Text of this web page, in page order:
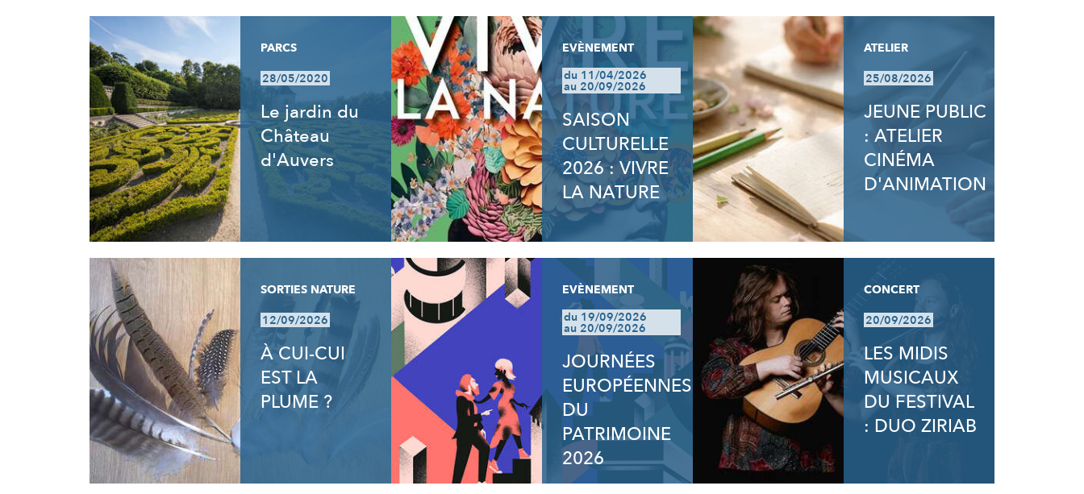
PARCS
28/05/2020
Le jardin du
Château
d'Auvers
EVÈNEMENT
du 11/04/2026
au 20/09/2026
SAISON
CULTURELLE
2026 : VIVRE
LA NATURE
ATELIER
25/08/2026
JEUNE PUBLIC
: ATELIER
CINÉMA
D'ANIMATION
SORTIES NATURE
12/09/2026
À CUI-CUI
EST LA
PLUME ?
EVÈNEMENT
du 19/09/2026
au 20/09/2026
JOURNÉES
EUROPÉENNES
DU
PATRIMOINE
2026
CONCERT
20/09/2026
LES MIDIS
MUSICAUX
DU FESTIVAL
: DUO ZIRIAB